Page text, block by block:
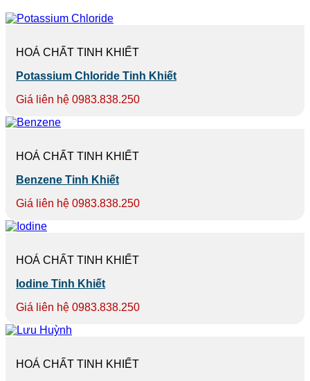
HOÁ CHẤT TINH KHIẾT
Potassium Chloride Tinh Khiết
Giá liên hệ 0983.838.250
HOÁ CHẤT TINH KHIẾT
Benzene Tinh Khiết
Giá liên hệ 0983.838.250
HOÁ CHẤT TINH KHIẾT
Iodine Tinh Khiết
Giá liên hệ 0983.838.250
HOÁ CHẤT TINH KHIẾT